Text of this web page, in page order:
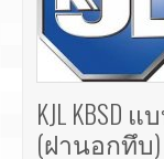
KJL KBSD
(ฝานอกทึบ)